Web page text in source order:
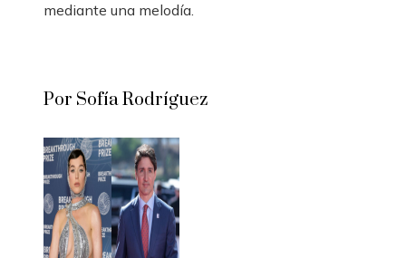
mediante una melodía.
Por Sofía Rodríguez